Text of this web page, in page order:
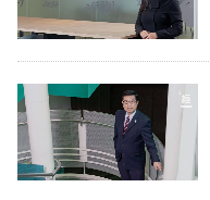
事
欄
訂
閱